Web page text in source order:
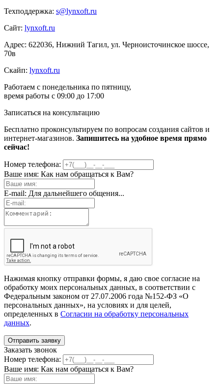
Техподдержка: s@lynxoft.ru
Сайт: lynxoft.ru
Адрес: 622036, Нижний Тагил, ул. Черноисточинское шоссе,
70в
Скайп: lynxoft.ru
Работаем с понедельника по пятницу,
время работы с 09:00 до 17:00
Записаться на консультацию
Бесплатно проконсультируем по вопросам создания сайтов и
интернет-магазинов. Запишитесь на удобное время прямо
сейчас!
Номер телефона:
Ваше имя: Как нам обращаться к Вам?
E-mail: Для дальнейшего общения...
Нажимая кнопку отправки формы, я даю свое согласие на
обработку моих персональных данных, в соответствии с
Федеральным законом от 27.07.2006 года №152-ФЗ «О
персональных данных», на условиях и для целей,
определенных в Согласии на обработку персональных
данных.
Заказать звонок
Номер телефона:
Ваше имя: Как нам обращаться к Вам?